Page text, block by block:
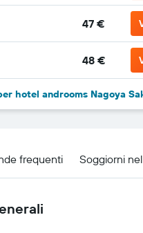
47 €
48 €
hotel androoms Nagoya
frequenti Soggiorni